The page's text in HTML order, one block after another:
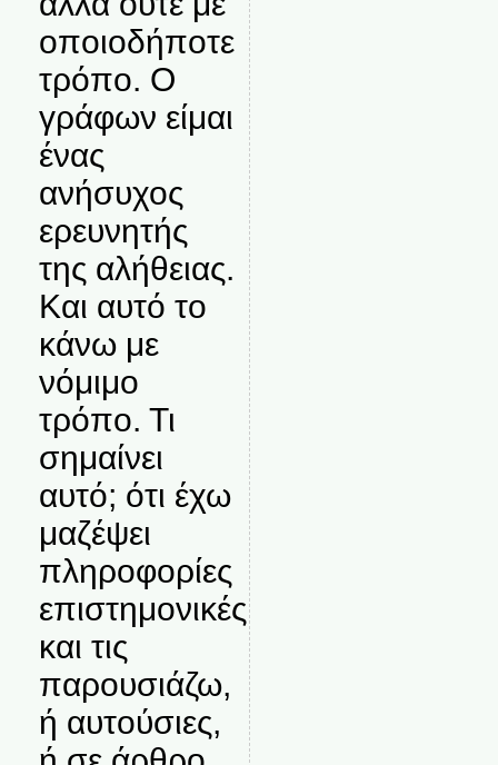
οποιοδήποτε
τρόπο. Ο
γράφων είμαι
ένας
ανήσυχος
ερευνητής
της αλήθειας.
Και αυτό το
κάνω με
νόμιμο
τρόπο. Τι
σημαίνει
αυτό; ότι έχω
μαζέψει
πληροφορίες
επιστημονικές
και τις
παρουσιάζω,
ή αυτούσιες,